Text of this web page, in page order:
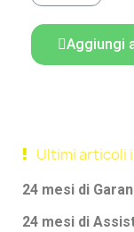
Aggiungi
Ultimi articoli
24 mesi di
24 mesi di